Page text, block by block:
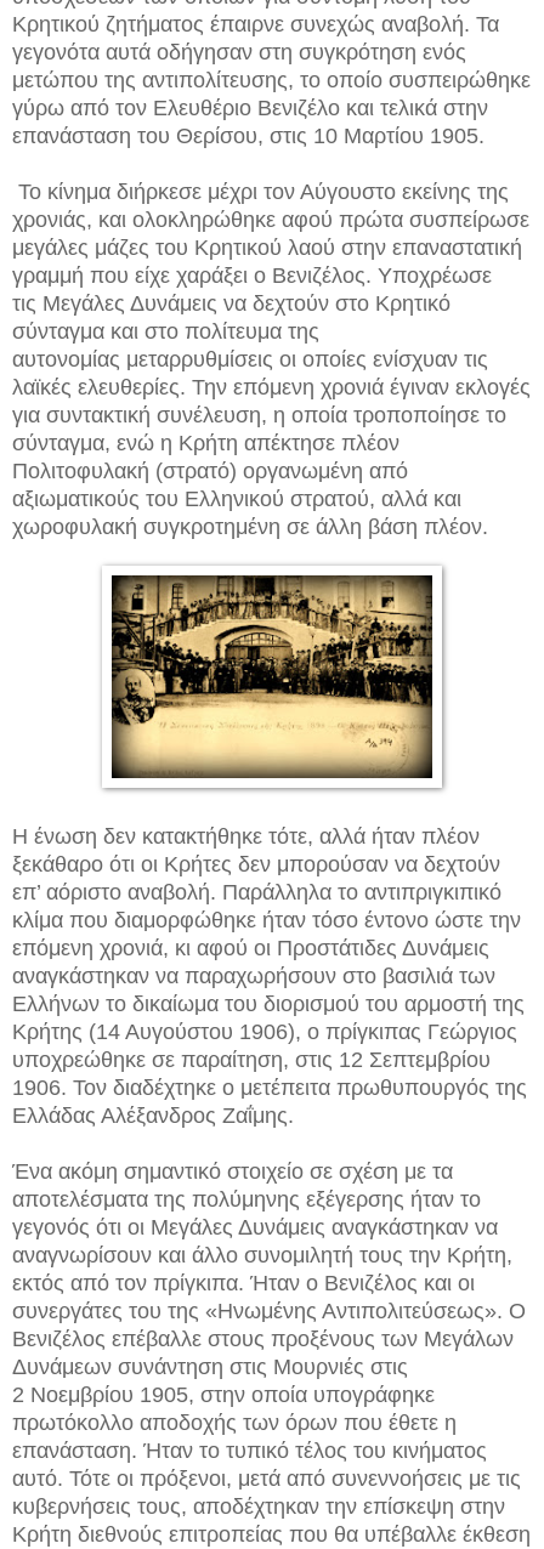
Κρητικού ζητήματος έπαιρνε συνεχώς αναβολή. Τα
γεγονότα αυτά οδήγησαν στη συγκρότηση ενός
μετώπου της αντιπολίτευσης, το οποίο συσπειρώθηκε
γύρω από τον Ελευθέριο Βενιζέλο και τελικά στην
επανάσταση του Θερίσου, στις 10 Μαρτίου 1905.
Το κίνημα διήρκεσε μέχρι τον Αύγουστο εκείνης της
χρονιάς, και ολοκληρώθηκε αφού πρώτα συσπείρωσε
μεγάλες μάζες του Κρητικού λαού στην επαναστατική
γραμμή που είχε χαράξει ο Βενιζέλος. Υποχρέωσε
τις Μεγάλες Δυνάμεις να δεχτούν στο Κρητικό
σύνταγμα και στο πολίτευμα της
αυτονομίας μεταρρυθμίσεις οι οποίες ενίσχυαν τις
λαϊκές ελευθερίες. Την επόμενη χρονιά έγιναν εκλογές
για συντακτική συνέλευση, η οποία τροποποίησε το
σύνταγμα, ενώ η Κρήτη απέκτησε πλέον
Πολιτοφυλακή (στρατό) οργανωμένη από
αξιωματικούς του Ελληνικού στρατού, αλλά και
χωροφυλακή συγκροτημένη σε άλλη βάση πλέον.
Η ένωση δεν κατακτήθηκε τότε, αλλά ήταν πλέον
ξεκάθαρο ότι οι Κρήτες δεν μπορούσαν να δεχτούν
επ’ αόριστο αναβολή. Παράλληλα το αντιπριγκιπικό
κλίμα που διαμορφώθηκε ήταν τόσο έντονο ώστε την
επόμενη χρονιά, κι αφού οι Προστάτιδες Δυνάμεις
αναγκάστηκαν να παραχωρήσουν στο βασιλιά των
Ελλήνων το δικαίωμα του διορισμού του αρμοστή της
Κρήτης (14 Αυγούστου 1906), ο πρίγκιπας Γεώργιος
υποχρεώθηκε σε παραίτηση, στις 12 Σεπτεμβρίου
1906. Τον διαδέχτηκε ο μετέπειτα πρωθυπουργός της
Ελλάδας Αλέξανδρος Ζαΐμης.
Ένα ακόμη σημαντικό στοιχείο σε σχέση με τα
αποτελέσματα της πολύμηνης εξέγερσης ήταν το
γεγονός ότι οι Μεγάλες Δυνάμεις αναγκάστηκαν να
αναγνωρίσουν και άλλο συνομιλητή τους την Κρήτη,
εκτός από τον πρίγκιπα. Ήταν ο Βενιζέλος και οι
συνεργάτες του της «Ηνωμένης Αντιπολιτεύσεως». Ο
Βενιζέλος επέβαλλε στους προξένους των Μεγάλων
Δυνάμεων συνάντηση στις Μουρνιές στις
2 Νοεμβρίου 1905, στην οποία υπογράφηκε
πρωτόκολλο αποδοχής των όρων που έθετε η
επανάσταση. Ήταν το τυπικό τέλος του κινήματος
αυτό. Τότε οι πρόξενοι, μετά από συνεννοήσεις με τις
κυβερνήσεις τους, αποδέχτηκαν την επίσκεψη στην
Κρήτη διεθνούς επιτροπείας που θα υπέβαλλε έκθεση